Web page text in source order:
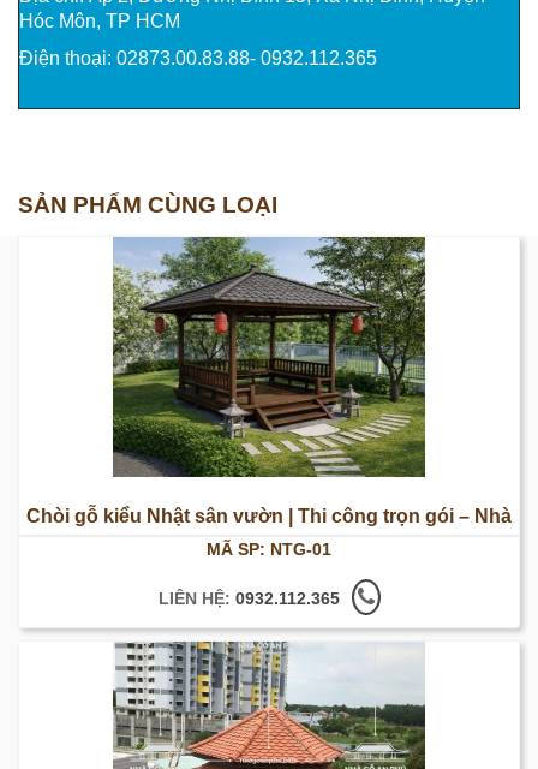
Hóc Môn, TP HCM
Điện thoại: 02873.00.83.88- 0932.112.365
SẢN PHẨM CÙNG LOẠI
Chòi gỗ kiểu Nhật sân vườn | Thi công trọn gói – Nhà
MÃ SP: NTG-01
LIÊN HỆ: 0932.112.365